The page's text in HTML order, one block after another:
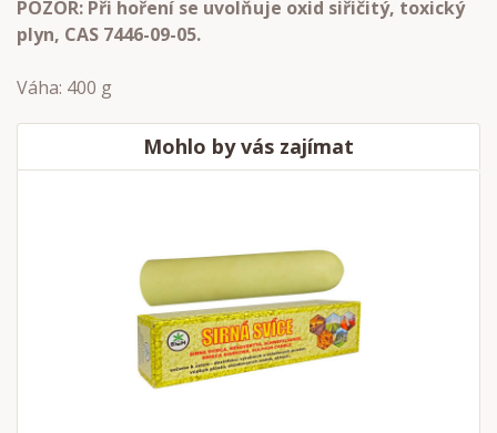
POZOR: Při hoření se uvolňuje oxid siřičitý, toxický
plyn, CAS 7446-09-05.
Váha: 400 g
Mohlo by vás zajímat